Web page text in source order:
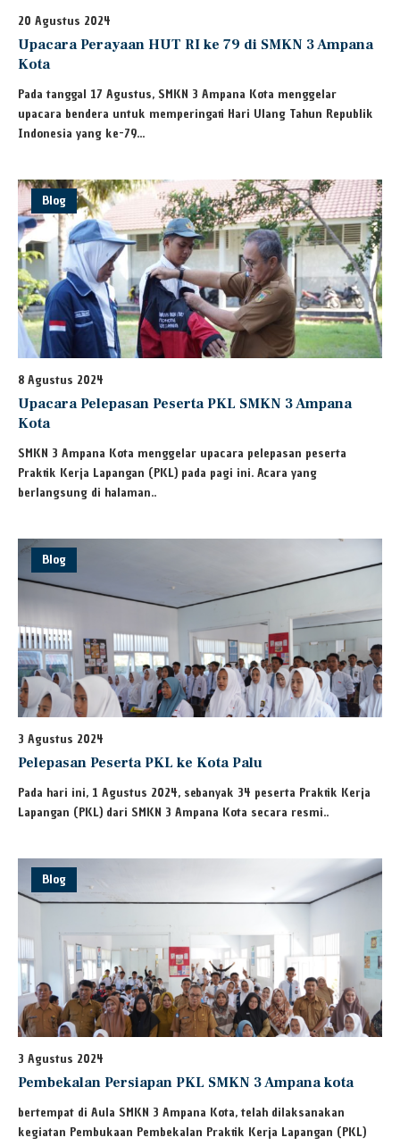
20 Agustus 2024
Upacara Perayaan HUT RI ke 79 di SMKN 3 Ampana
Kota
Pada tanggal 17 Agustus, SMKN 3 Ampana Kota menggelar
upacara bendera untuk memperingati Hari Ulang Tahun Republik
Indonesia yang ke-79...
Blog
8 Agustus 2024
Upacara Pelepasan Peserta PKL SMKN 3 Ampana
Kota
SMKN 3 Ampana Kota menggelar upacara pelepasan peserta
Praktik Kerja Lapangan (PKL) pada pagi ini. Acara yang
berlangsung di halaman..
Blog
3 Agustus 2024
Pelepasan Peserta PKL ke Kota Palu
Pada hari ini, 1 Agustus 2024, sebanyak 34 peserta Praktik Kerja
Lapangan (PKL) dari SMKN 3 Ampana Kota secara resmi..
Blog
3 Agustus 2024
Pembekalan Persiapan PKL SMKN 3 Ampana kota
bertempat di Aula SMKN 3 Ampana Kota, telah dilaksanakan
kegiatan Pembukaan Pembekalan Praktik Kerja Lapangan (PKL)